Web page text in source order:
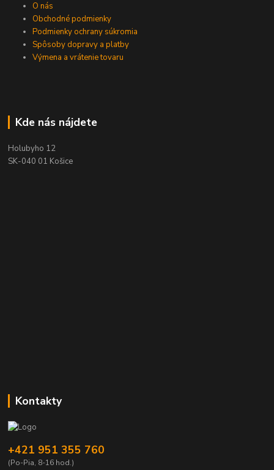
O nás
Obchodné podmienky
Podmienky ochrany súkromia
Spôsoby dopravy a platby
Výmena a vrátenie tovaru
Kde nás nájdete
Holubyho 12
SK-040 01 Košice
Kontakty
+421 951 355 760
(Po-Pia, 8-16 hod.)